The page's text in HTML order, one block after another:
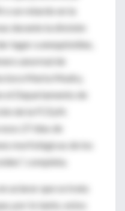
o un retardo en la
durante la división
lugar a aneuploidías,
anormal de
Marta Mudry,
el Departamento de
de la FCEyN.
27 días de
morfológicas de los
completa.
aclarar que se trata
por lo tanto, estos